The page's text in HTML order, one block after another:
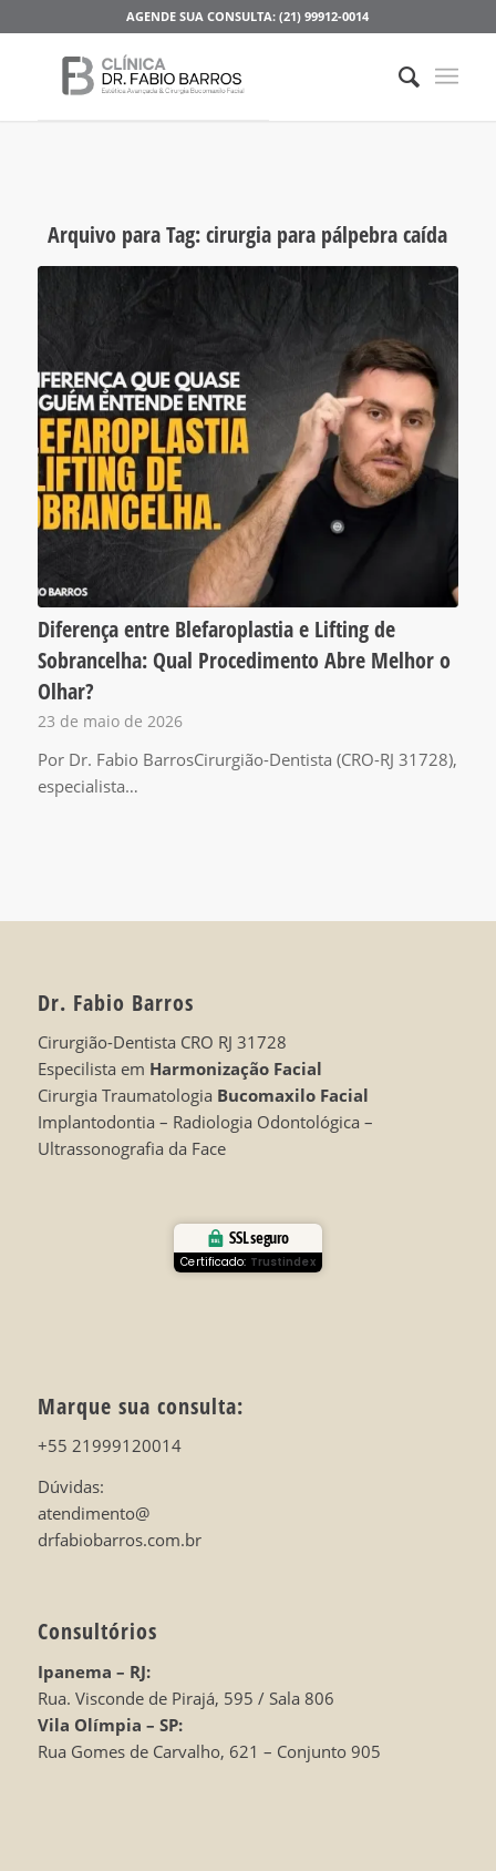
AGENDE SUA CONSULTA: (21) 99912-0014
Arquivo para Tag:cirurgia para pálpebra caída
Diferença entre Blefaroplastia e Lifting de
Sobrancelha: Qual Procedimento Abre Melhor o
Olhar?
23 de maio de 2026
Por Dr. Fabio BarrosCirurgião-Dentista (CRO-RJ 31728),
especialista…
Dr. Fabio Barros
Cirurgião-Dentista CRO RJ 31728
Especilista em Harmonização Facial
Cirurgia Traumatologia Bucomaxilo Facial
Implantodontia – Radiologia Odontológica –
Ultrassonografia da Face
SSL seguro
Certificado: Trustindex
Marque sua consulta:
+55 21999120014
Dúvidas:
atendimento@
drfabiobarros.com.br
Consultórios
Ipanema – RJ:
Rua. Visconde de Pirajá, 595 / Sala 806
Vila Olímpia – SP:
Rua Gomes de Carvalho, 621 – Conjunto 905